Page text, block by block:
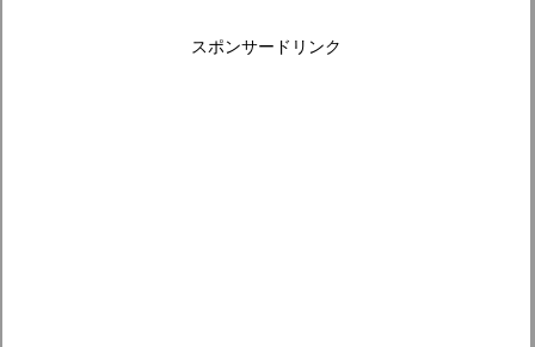
スポンサードリンク